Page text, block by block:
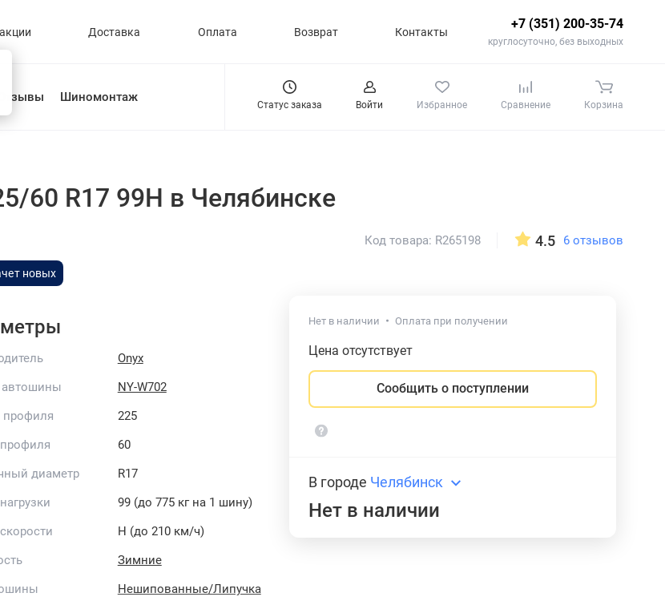
Доставка Оплата Возврат Контакты
+7 (351) 200-35-74
круглосуточно, без выходных
Отзывы Шиномонтаж
Статус заказа Войти Избранное Сравнение Корзина
60 R17 99H в Челябинске
Код товара: R265198 4.5 6 отзывов
новых
Onyx
NY-W702
225
60
диаметр
R17
99 (до 775 кг на 1 шину)
H (до 210 км/ч)
Зимние
Нешипованные/Липучка
Нет в наличии Оплата при получении
Цена отсутствует
Сообщить о поступлении
В городе Челябинск
Нет в наличии